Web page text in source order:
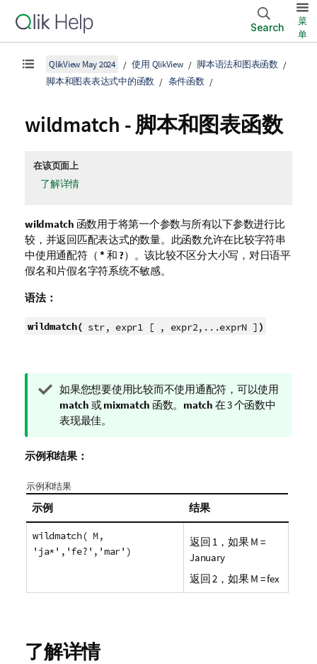
Search
菜
单
QlikView May 2024 使用 QlikView
脚本语法和图表函数
脚本和图表表达式中的函数
条件函数
wildmatch - 脚本和图表函数
在该页面上
了解详情
wildmatch 函数用于将第一个参数与所有以下参数进行比
较，并返回匹配表达式的数量。此函数允许在比较字符串
中使用通配符（ *和 ?）。该比较不区分大小写，对日语平
假名和片假名字符系统不敏感。
语法：
wildmatch( str, expr1 [ , expr2,...exprN ] )
提
示
注
如果您想要使用比较而不使用通配符，可以使用
match 或mixmatch 函数。 match 在 3 个函数中
表现最佳。
示例和结果：
示例和结果
示例 结果
wildmatch( M,
'ja*','fe?','mar')
返回 1 ，如果M =
January
返回2 ，如果M =fex
了解详情